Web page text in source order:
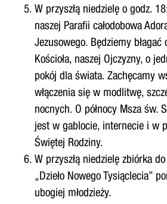
W przyszłą niedzielę o godz.
naszej Parafii całodobowa
Jezusowego. Będziemy błagać
Kościoła, naszej Ojczyzny, o
pokój dla świata. Zachęcamy
włączenia się w modlitwę,
nocnych. O północy Msza św.
jest w gablocie, internecie i w
Świętej Rodziny.
W przyszłą niedzielę zbiórka
„Dzieło Nowego Tysiąclecia”
ubogiej młodzieży.